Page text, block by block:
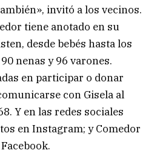
invitó a los vecinos.
tiene anotado en su
desde bebés hasta los
nenas y 96 varones.
en participar o donar
con Gisela al
Y en las redes sociales
en Instagram; y Comedor